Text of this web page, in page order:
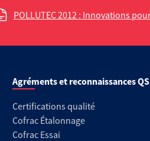
POLLUTEC 2012 : Innovations
Agréments et reconnaissances
Certifications qualité
Cofrac Étalonnage
Cofrac Essai